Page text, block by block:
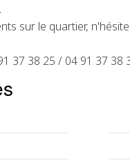
sur le quartier,
37 38 25 / 04 91 37 38